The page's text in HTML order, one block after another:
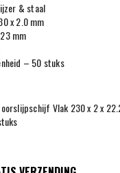
& staal
x 2.0 mm
mm
– 50 stuks
Vlak 230 x 2 x